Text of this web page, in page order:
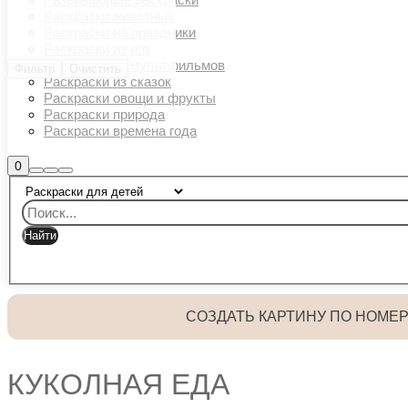
Раскраски на праздники
Раскраски из мультфильмов
Раскраски из сказок
Раскраски овощи и фрукты
Раскраски природа
Раскраски времена года
0Боковая
панель
магазина
Найти
Больше
информации
Главное
меню
СОЗДАТЬ КАРТИНУ ПО
КУКОЛНАЯ ЕДА